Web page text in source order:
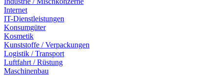
Internet
IT-Dienstleistungen
Konsumgüter
Kosmetik
Kunststoffe / Verpackungen
Logistik / Transport
Luftfahrt / Rüstung
Maschinenbau